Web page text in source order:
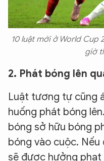
10 luật mới ở World Cup
giờ
2. Phát bóng lên
Luật tương tự cũng
huống phát bóng
bóng sở hữu bóng
bóng vào cuộc. Nếu
sẽ được hưởng